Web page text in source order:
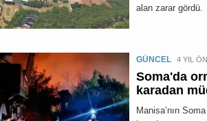
alan zarar gördü.
GÜNCEL 4 YIL
Soma'da
karadan
Manisa’nın